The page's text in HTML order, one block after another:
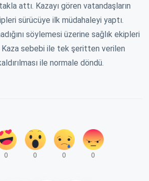
attı. Kazayı gören vatandaşların
sürücüye ilk müdahaleyi yaptı.
söylemesi üzerine sağlık ekipleri
Kaza sebebi ile tek şeritten verilen
ile normale döndü.
0 0 0 0